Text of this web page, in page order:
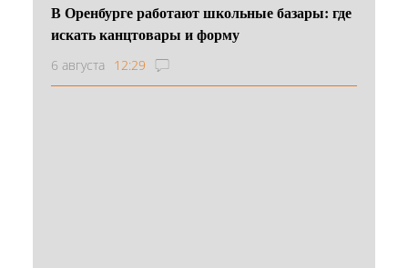
В Оренбурге работают школьные базары: где
искать канцтовары и форму
6 августа 12:29